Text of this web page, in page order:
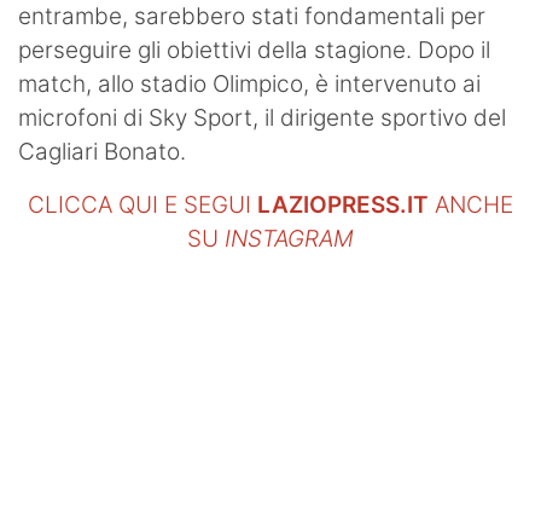
entrambe, sarebbero stati fondamentali per
perseguire gli obiettivi della stagione. Dopo il
match, allo stadio Olimpico, è intervenuto ai
microfoni di Sky Sport, il dirigente sportivo del
Cagliari Bonato.
CLICCA QUI E SEGUI LAZIOPRESS.IT ANCHE
SU INSTAGRAM